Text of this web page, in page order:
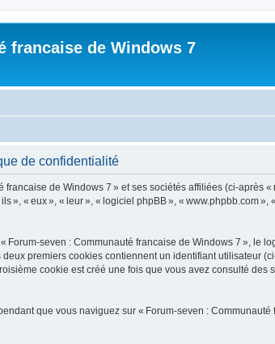
francaise de Windows 7
de confidentialité
de Windows 7 » et ses sociétés affiliées (ci-après
», « eux », « leur », « logiciel phpBB », « www.phpbb.com
seven : Communauté francaise de Windows 7 », le
premiers cookies contiennent un identifiant utilisateur
cookie est créé une fois que vous avez consulté des
que vous naviguez sur « Forum-seven :